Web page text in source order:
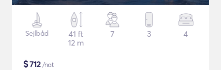
Sejlbåd
41 ft
12 m
7 3 4
$712/nat